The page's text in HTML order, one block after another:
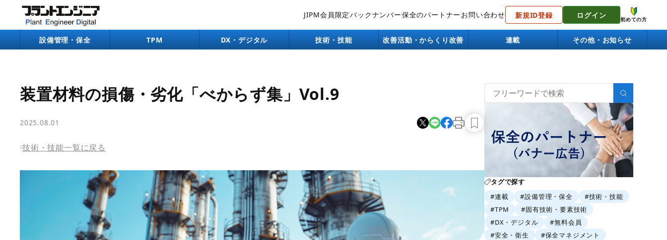
JIPM会員限定バックナンバー保全のパートナー お問い合わせ 新規ID登録 ログイン 初めての方
設備管理・保全 TPM DX・デジタル 技術・技能 改善活動・からくり改善 連載 その他・お知らせ
bool(true)
装置材料の損傷・劣化「べからず集」Vol.9
2025.08.01
技術・技能一覧に戻る
タグで探す
#連載
#設備管理・保全
#技術・技能
#TPM
#固有技術・要素技術
#DX・デジタル
#無料会員
#安全・衛生
#保全マネジメント